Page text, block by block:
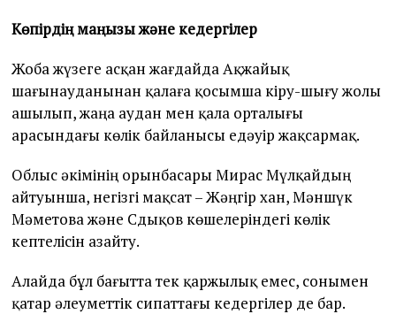
Көпірдің маңызы және кедергілер
Жоба жүзеге асқан жағдайда Ақжайық
шағынауданынан қалаға қосымша кіру-шығу жолы
ашылып, жаңа аудан мен қала орталығы
арасындағы көлік байланысы едәуір жақсармақ.
Облыс әкімінің орынбасары Мирас Мүлқайдың
айтуынша, негізгі мақсат – Жәңгір хан, Мәншүк
Мәметова және Сдықов көшелеріндегі көлік
кептелісін азайту.
Алайда бұл бағытта тек қаржылық емес, сонымен
қатар әлеуметтік сипаттағы кедергілер де бар.